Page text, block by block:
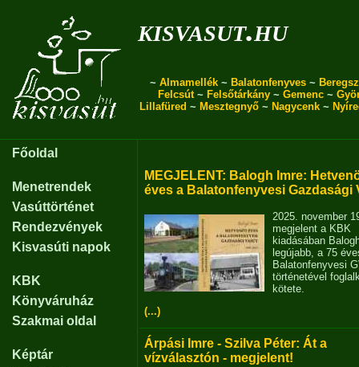
kisvasut.hu
~ Almamellék ~ Balatonfenyves ~
Felcsút~ Felsőtárkány ~ Gemenc ~
Lillafüred ~ Mesztegnyő ~ Nagycenk ~
Főoldal
Menetrendek
Vasúttörténet
Rendezvények
Kisvasúti napok
KBK
Könyváruház
Szakmai oldal
Képtár
MEGJELENT: Balogh Imre:
éves a Balatonfenyvesi Gazdasági
2025. november
megjelent a KBK
kiadásában
legújabb, a 75
Balatonfenyvesi
történetével
kötete.
(...)
Árpási Imre - Szilva Péter: Át a
vízválasztón - megjelent!